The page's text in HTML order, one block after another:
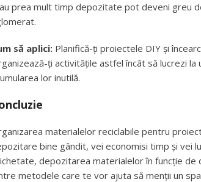
prea mult timp depozitate pot deveni greu
să aplici: Planifică-ți proiectele DIY și
ți activitățile astfel încât să lucrezi
lor inutilă.
materialelor reciclabile pentru
bine gândit, vei economisi timp și vei
depozitarea materialelor în funcție
metodele care te vor ajuta să menții un